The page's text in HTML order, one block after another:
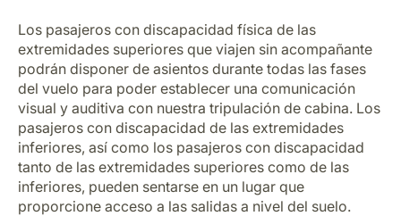
Los pasajeros con discapacidad física de las
extremidades superiores que viajen sin acompañante
podrán disponer de asientos durante todas las fases
del vuelo para poder establecer una comunicación
visual y auditiva con nuestra tripulación de cabina. Los
pasajeros con discapacidad de las extremidades
inferiores, así como los pasajeros con discapacidad
tanto de las extremidades superiores como de las
inferiores, pueden sentarse en un lugar que
proporcione acceso a las salidas a nivel del suelo.